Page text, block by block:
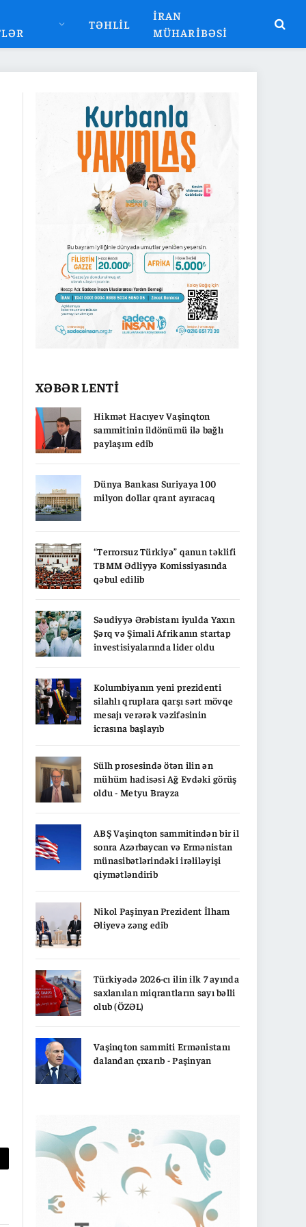
TƏHLIL
İRAN
MÜHARIBƏSI
XƏBƏR LENTİ
Hikmət Hacıyev Vaşinqton
sammitinin ildönümü ilə bağlı
paylaşım edib
Dünya Bankası Suriyaya 100
milyon dollar qrant ayıracaq
“Terrorsuz Türkiyə” qanun təklifi
TBMM Ədliyyə Komissiyasında
qəbul edilib
Səudiyyə Ərəbistanı iyulda Yaxın
Şərq və Şimali Afrikanın startap
investisiyalarında lider oldu
Kolumbiyanın yeni prezidenti
silahlı qruplara qarşı sərt mövqe
mesajı verərək vəzifəsinin
icrasına başlayıb
Sülh prosesində ötən ilin ən
mühüm hadisəsi Ağ Evdəki görüş
oldu - Metyu Brayza
ABŞ Vaşinqton sammitindən bir il
sonra Azərbaycan və Ermənistan
münasibətlərindəki irəliləyişi
qiymətləndirib
Nikol Paşinyan Prezident İlham
Əliyevə zəng edib
Türkiyədə 2026-cı ilin ilk 7 ayında
saxlanılan miqrantların sayı bəlli
olub (ÖZƏL)
Vaşinqton sammiti Ermənistanı
dalandan çıxarıb - Paşinyan